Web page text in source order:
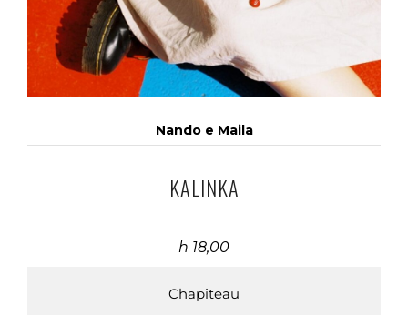
Nando e Maila
KALINKA
h 18,00
Chapiteau